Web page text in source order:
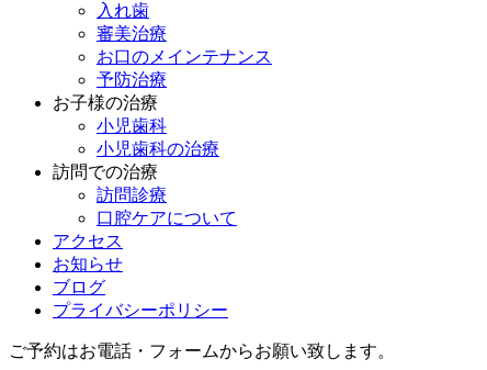
入れ歯
審美治療
お口のメインテナンス
予防治療
お子様の治療
小児歯科
小児歯科の治療
訪問での治療
訪問診療
口腔ケアについて
アクセス
お知らせ
ブログ
プライバシーポリシー
ご予約はお電話・フォームからお願い致します。